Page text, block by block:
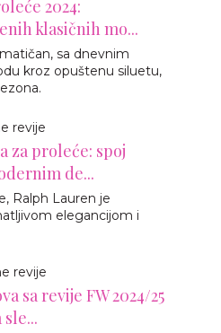
2024:
klasičnih mo...
sa dnevnim
kroz opuštenu siluetu,
revije
za proleće: spoj
de...
Ralph Lauren je
elegancijom i
revije
sa revije FW 2024/25